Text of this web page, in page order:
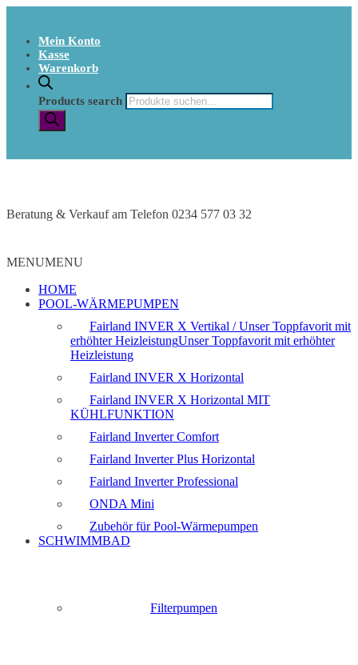
Mein Konto
Kasse
Warenkorb
Products search
Beratung & Verkauf am Telefon 0234 577 03 32
MENUMENU
HOME
POOL-WÄRMEPUMPEN
Fairland INVER X Vertikal / Unser Toppfavorit mit
erhöhter HeizleistungUnser Toppfavorit mit erhöhter
Heizleistung
Fairland INVER X Horizontal
Fairland INVER X Horizontal MIT
KÜHLFUNKTION
Fairland Inverter Comfort
Fairland Inverter Plus Horizontal
Fairland Inverter Professional
ONDA Mini
Zubehör für Pool-Wärmepumpen
SCHWIMMBAD
Filterpumpen